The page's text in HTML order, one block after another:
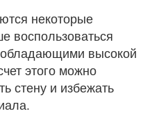
некоторые
воспользоваться
высокой
этого можно
стену и избежать